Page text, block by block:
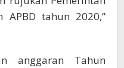
APBD tahun 2020,”
anggaran Tahun